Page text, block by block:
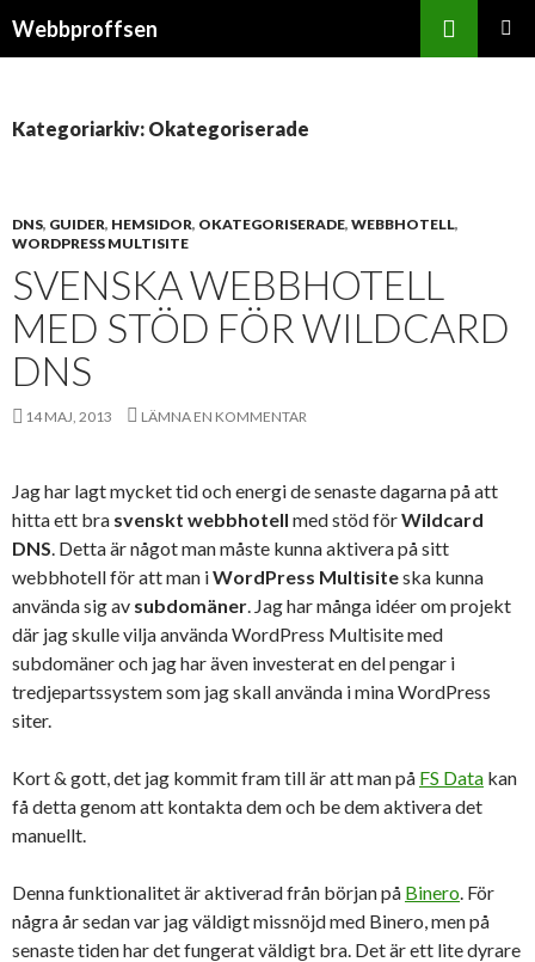
Webbproffsen
Kategoriarkiv: Okategoriserade
DNS, GUIDER, HEMSIDOR, OKATEGORISERADE, WEBBHOTELL,
WORDPRESS MULTISITE
SVENSKA WEBBHOTELL
MED STÖD FÖR WILDCARD
DNS
14 MAJ, 2013 LÄMNA EN KOMMENTAR
Jag har lagt mycket tid och energi de senaste dagarna på att
hitta ett bra svenskt webbhotell med stöd förWildcard
DNS. Detta är något man måste kunna aktivera på sitt
webbhotell för att man iWordPress Multisiteska kunna
använda sig av subdomäner. Jag har många idéer om projekt
där jag skulle vilja använda WordPress Multisite med
subdomäner och jag har även investerat en del pengar i
tredjepartssystem som jag skall använda i mina WordPress
siter.
Kort & gott, det jag kommit fram till är att man på FS Data kan
få detta genom att kontakta dem och be dem aktivera det
manuellt.
Denna funktionalitet är aktiverad från början på Binero. För
några år sedan var jag väldigt missnöjd med Binero, men på
senaste tiden har det fungerat väldigt bra. Det är ett lite dyrare